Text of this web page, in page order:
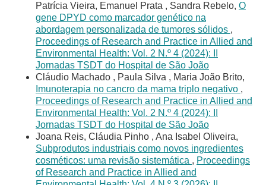
Patrícia Vieira, Emanuel Prata , Sandra Rebelo, O
gene DPYD como marcador genético na
abordagem personalizada de tumores sólidos ,
Proceedings of Research and Practice in Allied and
Environmental Health: Vol. 2 N.º 4 (2024): II
Jornadas TSDT do Hospital de São João
Cláudio Machado , Paula Silva , Maria João Brito,
Imunoterapia no cancro da mama triplo negativo ,
Proceedings of Research and Practice in Allied and
Environmental Health: Vol. 2 N.º 4 (2024): II
Jornadas TSDT do Hospital de São João
Joana Reis, Cláudia Pinho , Ana Isabel Oliveira,
Subprodutos industriais como novos ingredientes
cosméticos: uma revisão sistemática , Proceedings
of Research and Practice in Allied and